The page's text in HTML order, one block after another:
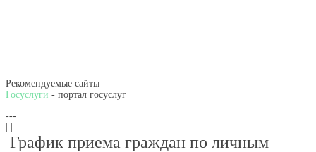
Рекомендуемые сайты
Госуслуги - портал госуслуг
---
График приема граждан по личным